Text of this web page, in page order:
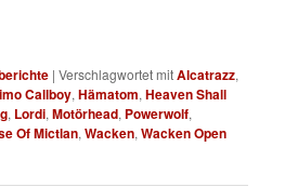
|Verschlagwortet mitAlcatrazz,
Callboy,Hämatom,Heaven Shall
, Lordi,Motörhead, Powerwolf,
Of Mictlan,Wacken,Wacken Open